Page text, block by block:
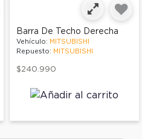
Barra De Techo Derecha
Vehículo: MITSUBISHI
Repuesto: MITSUBISHI
$240.990